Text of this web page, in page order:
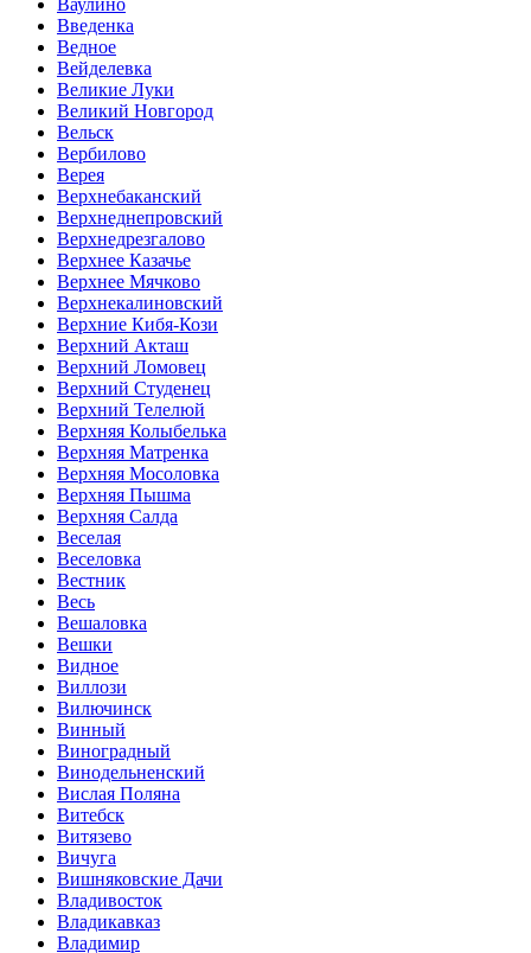
Введенка
Ведное
Вейделевка
Великие Луки
Великий Новгород
Вельск
Вербилово
Верея
Верхнебаканский
Верхнеднепровский
Верхнедрезгалово
Верхнее Казачье
Верхнее Мячково
Верхнекалиновский
Верхние Кибя-Кози
Верхний Акташ
Верхний Ломовец
Верхний Студенец
Верхний Телелюй
Верхняя Колыбелька
Верхняя Матренка
Верхняя Мосоловка
Верхняя Пышма
Верхняя Салда
Веселая
Веселовка
Вестник
Весь
Вешаловка
Вешки
Видное
Виллози
Вилючинск
Винный
Виноградный
Винодельненский
Вислая Поляна
Витебск
Витязево
Вичуга
Вишняковские Дачи
Владивосток
Владикавказ
Владимир